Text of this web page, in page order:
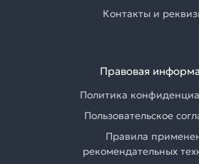
Контакты и
Правовая
Политика
Пользовательское
Правила
рекомендательных